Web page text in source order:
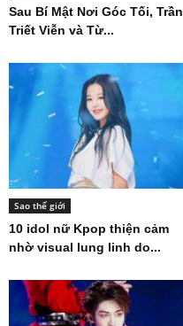
Sau Bí Mật Nơi Góc Tối, Trần
Triết Viễn và Từ...
Sao thế giới
10 idol nữ Kpop thiện cảm
nhờ visual lung linh do...